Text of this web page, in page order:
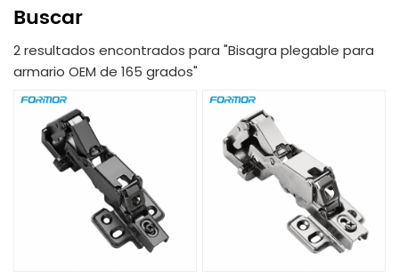
Buscar
2 resultados encontrados para "Bisagra plegable para
armario OEM de 165 grados"